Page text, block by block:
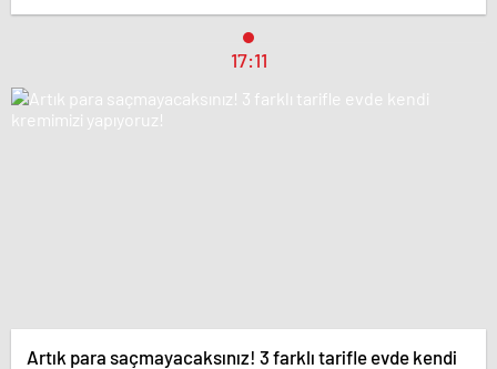
17:11
Artık para saçmayacaksınız! 3 farklı tarifle evde kendi